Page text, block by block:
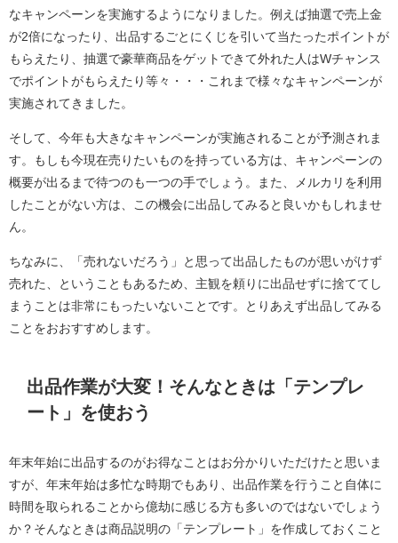
なキャンペーンを実施するようになりました。例えば抽選で売上金
が2倍になったり、出品するごとにくじを引いて当たったポイントが
もらえたり、抽選で豪華商品をゲットできて外れた人はWチャンス
でポイントがもらえたり等々・・・これまで様々なキャンペーンが
実施されてきました。
そして、今年も大きなキャンペーンが実施されることが予測されま
す。もしも今現在売りたいものを持っている方は、キャンペーンの
概要が出るまで待つのも一つの手でしょう。また、メルカリを利用
したことがない方は、この機会に出品してみると良いかもしれませ
ん。
ちなみに、「売れないだろう」と思って出品したものが思いがけず
売れた、ということもあるため、主観を頼りに出品せずに捨ててし
まうことは非常にもったいないことです。とりあえず出品してみる
ことをおおすすめします。
出品作業が大変！そんなときは「テンプレ
ート」を使おう
年末年始に出品するのがお得なことはお分かりいただけたと思いま
すが、年末年始は多忙な時期でもあり、出品作業を行うこと自体に
時間を取られることから億劫に感じる方も多いのではないでしょう
か？そんなときは商品説明の「テンプレート」を作成しておくこと